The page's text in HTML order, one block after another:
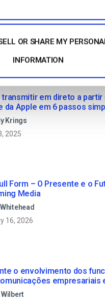
OR SHARE MY
INFORMATION
transmitir em direto a partir
da Apple em 6 passos
Krings
2025
Form – O Presente e o
Media
16, 2026
o envolvimento dos
empresariais
Wilbert